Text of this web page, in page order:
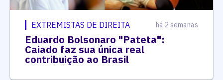
EXTREMISTAS DE DIREITA há 2 semanas
Eduardo Bolsonaro "Pateta":
Caiado faz sua única real
contribuição ao Brasil